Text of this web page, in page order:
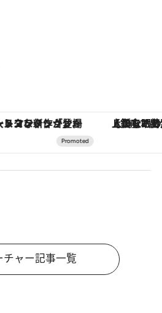
、特別な名入れギフトまで。大人のための「ReFa GINZA」クルーズ 【夏限定ディナーコース】旬を
チャー記事一覧